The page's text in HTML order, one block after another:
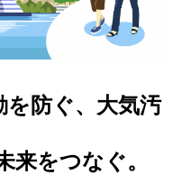
を防ぐ、大気汚
来をつなぐ。